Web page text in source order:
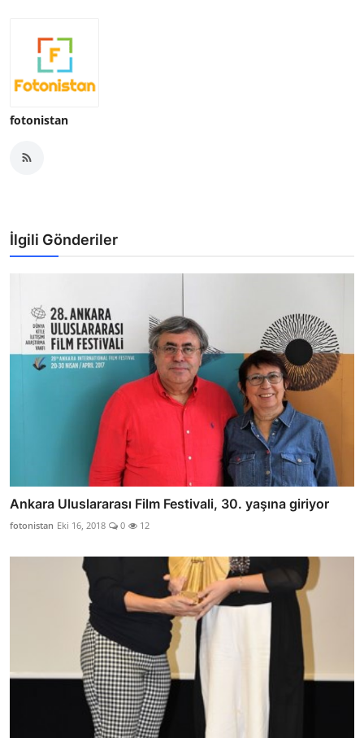
fotonistan
İlgili Gönderiler
Ankara Uluslararası Film Festivali, 30. yaşına giriyor
fotonistan Eki 16, 2018 0 12